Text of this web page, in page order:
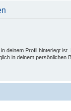
deinem Profil hinterlegt
in deinem persönlichen